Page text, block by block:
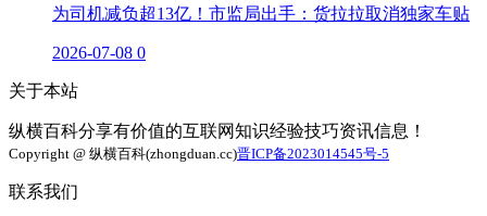
为司机减负超13亿！市监局出手：货拉拉取消独家车贴
2026-07-08 0
关于本站
纵横百科分享有价值的互联网知识经验技巧资讯信息！
Copyright @ 纵横百科(zhongduan.cc)晋ICP备2023014545号-5
联系我们